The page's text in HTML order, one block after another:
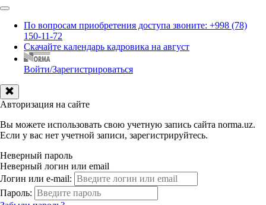
По вопросам приобретения доступа звоните: +998 (78)
150-11-72
Скачайте календарь кадровика на август
Войти/Зарегистрироваться
Авторизация на сайте
Вы можете использовать свою учетную запись сайта norma.uz.
Если у вас нет учетной записи, зарегистрируйтесь.
Неверный пароль
Неверный логин или email
Логин или e-mail:
Пароль: